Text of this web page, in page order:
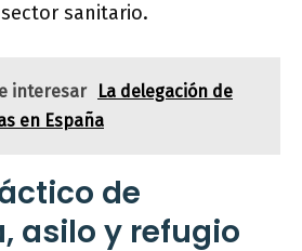
sanitario.
interesar
La delegación de
en España
de
asilo y refugio